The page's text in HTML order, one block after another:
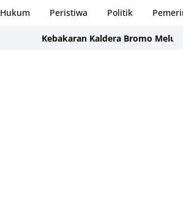
Hukum Peristiwa Politik
Kebakaran Kaldera Bromo Meluas,